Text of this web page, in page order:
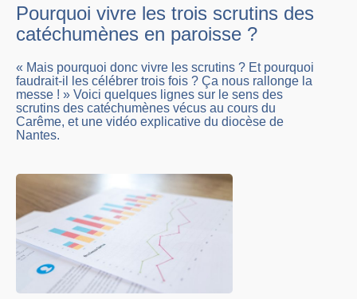
Pourquoi vivre les trois scrutins des
catéchumènes en paroisse ?
« Mais pourquoi donc vivre les scrutins ? Et pourquoi
faudrait-il les célébrer trois fois ? Ça nous rallonge la
messe ! » Voici quelques lignes sur le sens des
scrutins des catéchumènes vécus au cours du
Carême, et une vidéo explicative du diocèse de
Nantes.